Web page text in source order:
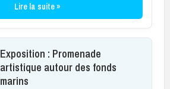
Lire la suite »
Exposition : Promenade
artistique autour des fonds
marins